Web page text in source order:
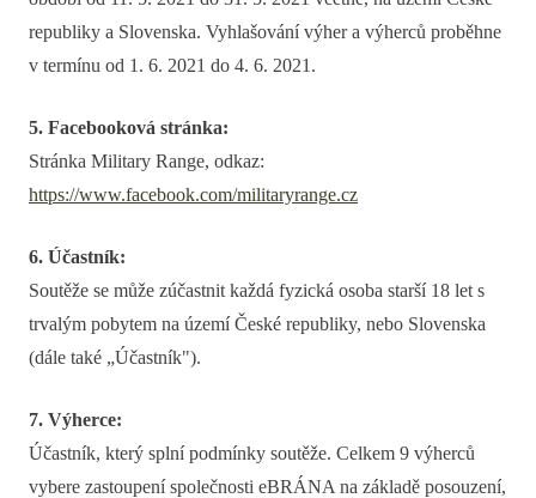
republiky a Slovenska. Vyhlašování výher a výherců proběhne
v termínu od 1. 6. 2021 do 4. 6. 2021.
5. Facebooková stránka:
Stránka Military Range, odkaz:
https://www.facebook.com/militaryrange.cz
6. Účastník:
Soutěže se může zúčastnit každá fyzická osoba starší 18 let s
trvalým pobytem na území České republiky, nebo Slovenska
(dále také „Účastník").
7. Výherce:
Účastník, který splní podmínky soutěže. Celkem 9 výherců
vybere zastoupení společnosti eBRÁNA na základě posouzení,